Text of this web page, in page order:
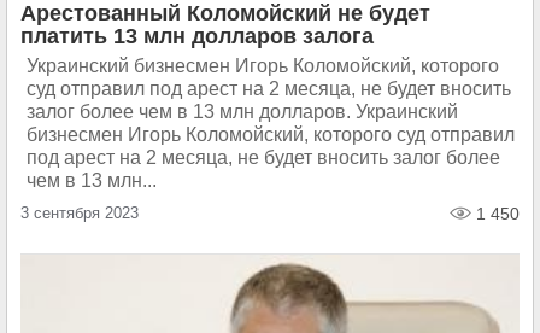
Арестованный Коломойский не будет
платить 13 млн долларов залога
Украинский бизнесмен Игорь Коломойский, которого
суд отправил под арест на 2 месяца, не будет вносить
залог более чем в 13 млн долларов. Украинский
бизнесмен Игорь Коломойский, которого суд отправил
под арест на 2 месяца, не будет вносить залог более
чем в 13 млн...
3 сентября 2023 1 450